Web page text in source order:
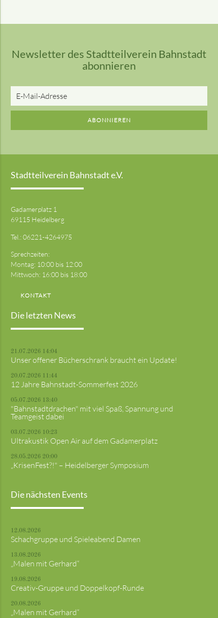
Newsletter des Stadtteilverein Bahnstadt
abonnieren
Adresse
ABONNIEREN
Stadtteilverein Bahnstadt e.V.
Gadamerplatz 1
69115 Heidelberg
Tel.:06221-4264975
Sprechzeiten:
Montag: 10:00 bis 12:00
Mittwoch: 16:00 bis 18:00
KONTAKT
Die letzten News
21.07.2026 14:04
Unser offener Bücherschrank braucht ein Update!
20.07.2026 11:44
12 Jahre Bahnstadt-Sommerfest 2026
05.07.2026 13:40
"Bahnstadtdrachen" mit viel Spaß, Spannung und
Teamgeist dabei
03.07.2026 10:23
Ultrakustik Open Air auf dem Gadamerplatz
28.05.2026 20:00
„KrisenFest?!" – Heidelberger Symposium
Die nächsten Events
12.08.2026
Schachgruppe und Spieleabend Damen
13.08.2026
„Malen mit Gerhard“
19.08.2026
Creativ-Gruppe und Doppelkopf-Runde
20.08.2026
„Malen mit Gerhard“